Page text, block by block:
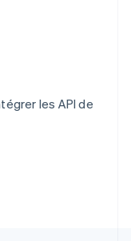
les API de